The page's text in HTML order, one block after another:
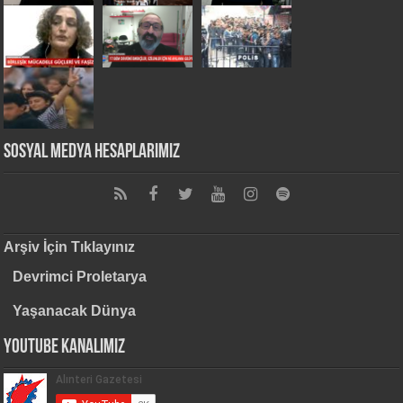
Sosyal Medya Hesaplarımız
Arşiv İçin Tıklayınız
Devrimci Proletarya
Yaşanacak Dünya
Youtube Kanalımız